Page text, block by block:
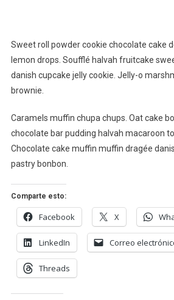
Sweet roll powder cookie chocolate cake
lemon drops. Soufflé halvah fruitcake
danish cupcake jelly cookie. Jelly-o
brownie.
Caramels muffin chupa chups. Oat cake
chocolate bar pudding halvah macaroon
Chocolate cake muffin muffin dragée
pastry bonbon.
Comparte esto:
Facebook X
LinkedIn Correo
Threads